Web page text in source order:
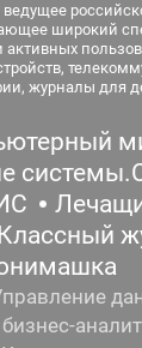
широкий
журналы для
Классный